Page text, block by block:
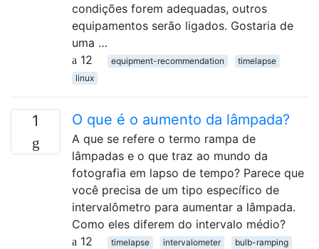
condições forem adequadas, outros
equipamentos serão ligados. Gostaria de
uma …
12
equipment-recommendation
timelapse
linux
1 O que é o aumento da lâmpada?
A que se refere o termo rampa de
lâmpadas e o que traz ao mundo da
fotografia em lapso de tempo? Parece que
você precisa de um tipo específico de
intervalômetro para aumentar a lâmpada.
Como eles diferem do intervalo médio?
12
timelapse intervalometer bulb-ramping